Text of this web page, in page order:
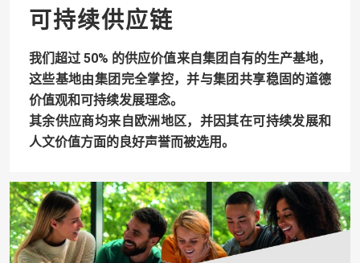
可持续供应链
我们超过 50% 的供应价值来自集团自有的生产基地，
这些基地由集团完全掌控，并与集团共享稳固的道德
价值观和可持续发展理念。
其余供应商均来自欧洲地区，并因其在可持续发展和
人文价值方面的良好声誉而被选用。